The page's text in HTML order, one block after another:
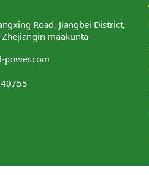
Road, Jiangbei District,
maakunta
power.com